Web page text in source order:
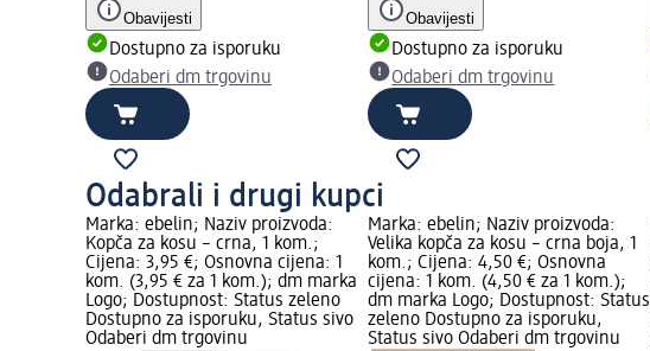
Obavijesti
Dostupno za isporuku
Odaberi dm trgovinu
Obavijesti
Dostupno za isporuku
Odaberi dm trgovinu
Odabrali i drugi kupci
Marka: ebelin; Naziv proizvoda:
Kopča za kosu – crna, 1 kom.;
Cijena: 3,95 €; Osnovna cijena: 1
kom. (3,95 € za 1 kom.); dm marka
Logo; Dostupnost: Status zeleno
Dostupno za isporuku, Status sivo
Odaberi dm trgovinu
Marka: ebelin; Naziv proizvoda:
Velika kopča za kosu – crna boja, 1
kom.; Cijena: 4,50 €; Osnovna
cijena: 1 kom. (4,50 € za 1 kom.);
dm marka Logo; Dostupnost: Status
zeleno Dostupno za isporuku,
Status sivo Odaberi dm trgovinu